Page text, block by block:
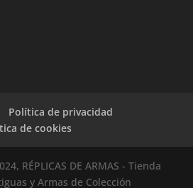
Política de privacidad
de cookies
RÉPLICAS DE ARMAS - Tienda
y Armas de Colección